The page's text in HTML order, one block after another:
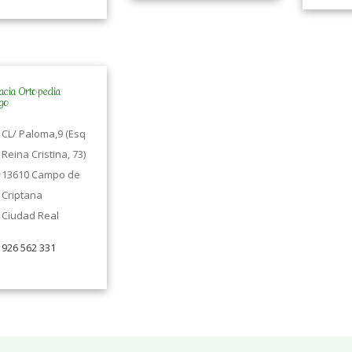
Ortopedia
CL/ Paloma,9 (Esq
Reina Cristina, 73)
13610 Campo de
Criptana
Ciudad Real
926 562 331